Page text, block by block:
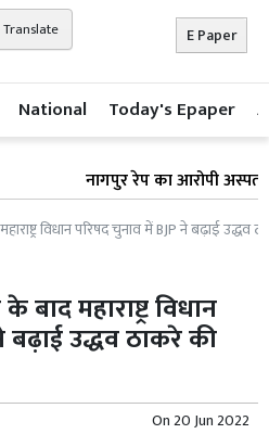
Translate E Paper
National Today's Epaper
नागपुर रेप का आरोपी
विधान परिषद चुनाव में BJP ने बढ़ाई उद्धव
महाराष्ट्र विधान
बढ़ाई उद्धव ठाकरे की
On20 Jun 2022